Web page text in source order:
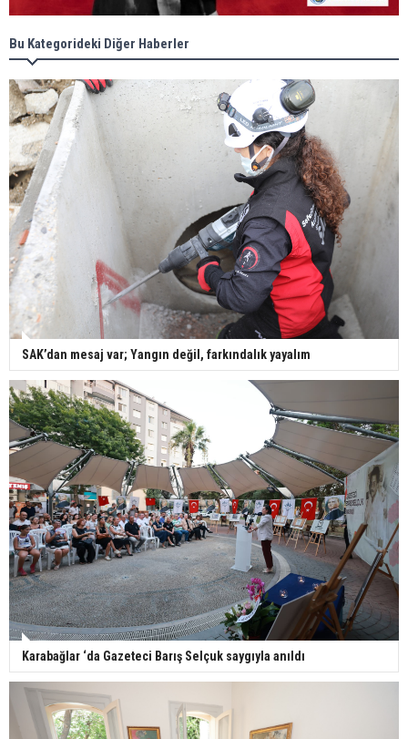
Bu Kategorideki Diğer Haberler
SAK’dan mesaj var; Yangın değil, farkındalık yayalım
Karabağlar ‘da Gazeteci Barış Selçuk saygıyla anıldı